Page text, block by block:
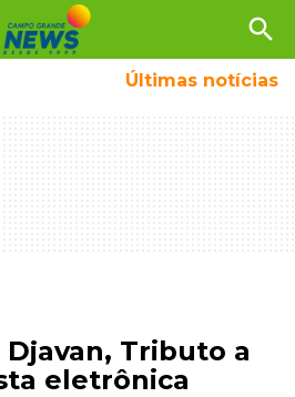
search
Últimas notícias
Tributo a
eletrônica